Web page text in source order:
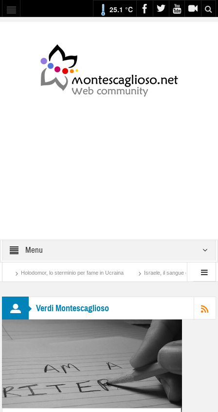
25.1 °C
Menu
lo sterminio per fame in Ucraina Israele, il sangue degli altri Lotta
Verdi Montescaglioso